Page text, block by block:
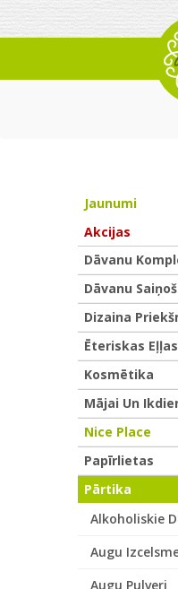
Jaunumi
Akcijas
Dāvanu
Dāvanu
Dizaina
Ēteriskas Eļļas
Kosmētika
Mājai Un
Nice Place
Papīrlietas
Pārtika
Alkoholiskie
Augu
Augu Pulveri